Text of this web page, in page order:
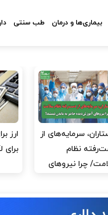
بیماری‌ها و درمان طب سنتی
سرمایه‌های از
نظام
چرا نیروهای
ارز